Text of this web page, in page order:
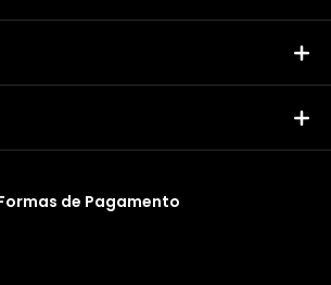
de Pagamento